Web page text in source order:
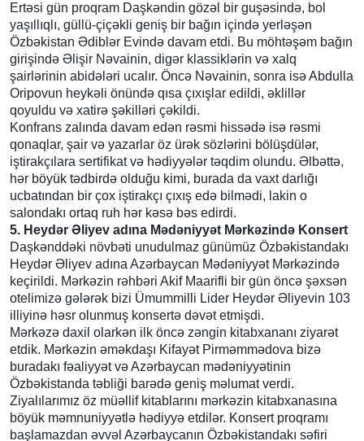
Ertəsi gün proqram Daşkəndin gözəl bir guşəsində, bol
yaşıllıqlı, güllü-çiçəkli geniş bir bağın içində yerləşən
Özbəkistan Ədiblər Evində davam etdi. Bu möhtəşəm bağın
girişində Əlişir Nəvainin, digər klassiklərin və xalq
şairlərinin abidələri ucalır. Öncə Nəvainin, sonra isə Abdulla
Oripovun heykəli önündə qısa çıxışlar edildi, əklillər
qoyuldu və xatirə şəkilləri çəkildi.
Konfrans zalında davam edən rəsmi hissədə isə rəsmi
qonaqlar, şair və yazarlar öz ürək sözlərini bölüşdülər,
iştirakçılara sertifikat və hədiyyələr təqdim olundu. Əlbəttə,
hər böyük tədbirdə olduğu kimi, burada da vaxt darlığı
ucbatından bir çox iştirakçı çıxış edə bilmədi, lakin o
salondakı ortaq ruh hər kəsə bəs edirdi.
5. Heydər Əliyev adına Mədəniyyət Mərkəzində Konsert
Daşkənddəki növbəti unudulmaz günümüz Özbəkistandakı
Heydər Əliyev adına Azərbaycan Mədəniyyət Mərkəzində
keçirildi. Mərkəzin rəhbəri Akif Maarifli bir gün öncə şəxsən
otelimizə gələrək bizi Ümummilli Lider Heydər Əliyevin 103
illiyinə həsr olunmuş konsertə dəvət etmişdi.
Mərkəzə daxil olarkən ilk öncə zəngin kitabxananı ziyarət
etdik. Mərkəzin əməkdaşı Kifayət Pirməmmədova bizə
buradakı fəaliyyət və Azərbaycan mədəniyyətinin
Özbəkistanda təbliği barədə geniş məlumat verdi.
Ziyalılarımız öz müəllif kitablarını mərkəzin kitabxanasına
böyük məmnuniyyətlə hədiyyə etdilər. Konsert proqramı
başlamazdan əvvəl Azərbaycanın Özbəkistandakı səfiri